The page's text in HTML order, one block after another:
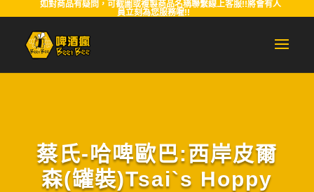
如對商品有疑問，可截圖或複製商品名稱聯繫線上客服!!將會有人
員立刻為您服務喔!!
蔡氏-哈啤歐巴:西岸皮爾
森(罐裝)Tsai`s Hoppy